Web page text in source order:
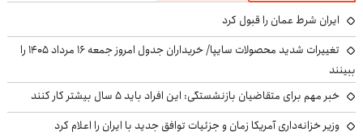
ایران شرط عمان را قبول کرد
تغییرات شدید محصولات سایپا/ خریداران جدول امروز جمعه ۱۶ مرداد ۱۴۰۵ را
ببینند
خبر مهم برای متقاضیان بازنشستگی: این افراد باید ۵ سال بیشتر کار کنند
وزیر خزانه‌داری آمریکا زمان و جزئیات توافق جدید با ایران را اعلام کرد